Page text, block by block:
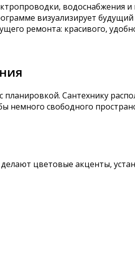
водоснабжения и
визуализирует
ремонта: красивого,
Сантехнику
немного свободного
цветовые акценты,